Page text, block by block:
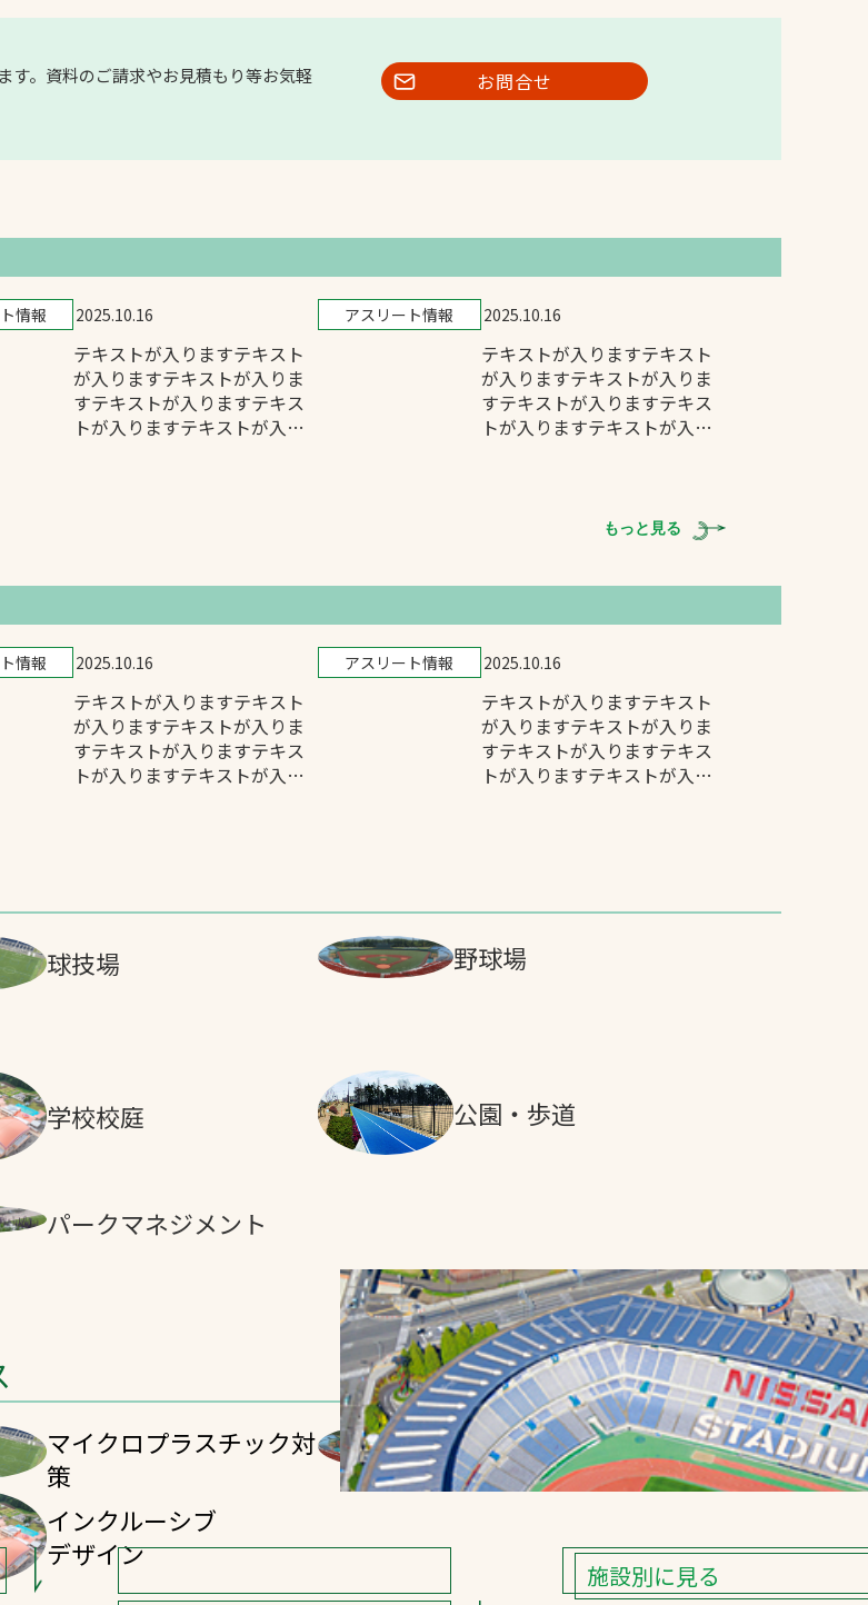
す。資料のご請求やお見積もり等お気軽 お問合せ
情報 2025.10.16
テキストが入りますテキスト
が入りますテキストが入りま
すテキストが入りますテキス
トが入りますテキストが入り
アスリート情報 2025.10.16
テキストが入りますテキスト
が入りますテキストが入りま
すテキストが入りますテキス
トが入りますテキストが入り
もっと見る
情報 2025.10.16
テキストが入りますテキスト
が入りますテキストが入りま
すテキストが入りますテキス
トが入りますテキストが入り
アスリート情報 2025.10.16
テキストが入りますテキスト
が入りますテキストが入りま
すテキストが入りますテキス
トが入りますテキストが入り
球技場 野球場
学校校庭 公園・歩道
パークマネジメント
マイクロプラスチック対
策
防塵防止・
飛散防止
インクルーシブ
デザイン
施設別に見る